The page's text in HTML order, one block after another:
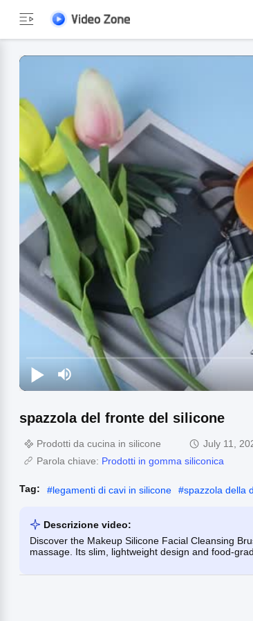
spazzola del fronte del silicone
Prodotti da cucina in silicone
July 11,
Parola chiave: Prodotti in gomma siliconica
Tag: #legamenti di cavi in silicone #spazzola della
Descrizione video:
Discover the Makeup Silicone Facial Cleansing
massage. Its slim, lightweight design and food-